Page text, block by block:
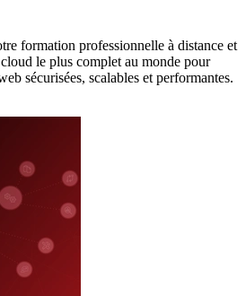
formation professionnelle à distance et
le plus complet au monde pour
sécurisées, scalables et performantes.